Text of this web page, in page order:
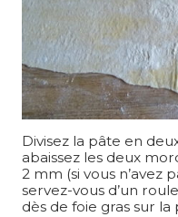
Divisez la pâte en
abaissez les deux
2 mm (si vous n’avez
servez-vous d’un
dès de foie gras sur